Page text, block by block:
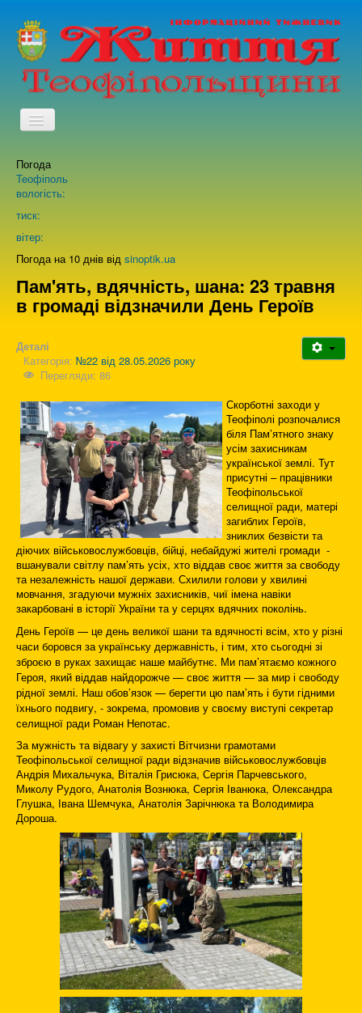
TPL_PROTOSTAR_TOGGLE_MENU
Про нас
Зворотній зв'язок
Погода
Теофіполь
вологість:
тиск:
вітер:
Погода на 10 днів від sinoptik.ua
Пам'ять, вдячність, шана: 23 травня
в громаді відзначили День Героїв
Деталі
Категорія: №22 від 28.05.2026 року
Перегляди: 86
Скорботні заходи у
Теофіполі розпочалися
біля Пам’ятного знаку
усім захисникам
української землі. Тут
присутні – працівники
Теофіпольської
селищної ради, матері
загиблих Героїв,
зниклих безвісти та
діючих військовослужбовців, бійці, небайдужі жителі громади -
вшанували світлу пам’ять усіх, хто віддав своє життя за свободу
та незалежність нашої держави. Схилили голови у хвилині
мовчання, згадуючи мужніх захисників, чиї імена навіки
закарбовані в історії України та у серцях вдячних поколінь.
День Героїв — це день великої шани та вдячності всім, хто у різні
часи боровся за українську державність, і тим, хто сьогодні зі
зброєю в руках захищає наше майбутнє. Ми пам’ятаємо кожного
Героя, який віддав найдорожче — своє життя — за мир і свободу
рідної землі. Наш обов’язок — берегти цю пам’ять і бути гідними
їхнього подвигу, - зокрема, промовив у своєму виступі секретар
селищної ради Роман Непотас.
За мужність та відвагу у захисті Вітчизни грамотами
Теофіпольської селищної ради відзначив військовослужбовців
Андрія Михальчука, Віталія Грисюка, Сергія Парчевського,
Миколу Рудого, Анатолія Вознюка, Сергія Іванюка, Олександра
Глушка, Івана Шемчука, Анатолія Зарічнюка та Володимира
Дороша.